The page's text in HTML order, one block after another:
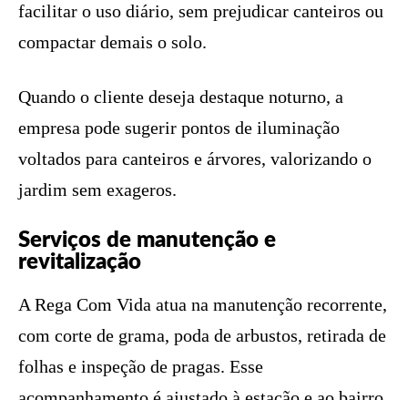
facilitar o uso diário, sem prejudicar canteiros ou
compactar demais o solo.
Quando o cliente deseja destaque noturno, a
empresa pode sugerir pontos de iluminação
voltados para canteiros e árvores, valorizando o
jardim sem exageros.
Serviços de manutenção e
revitalização
A Rega Com Vida atua na manutenção recorrente,
com corte de grama, poda de arbustos, retirada de
folhas e inspeção de pragas. Esse